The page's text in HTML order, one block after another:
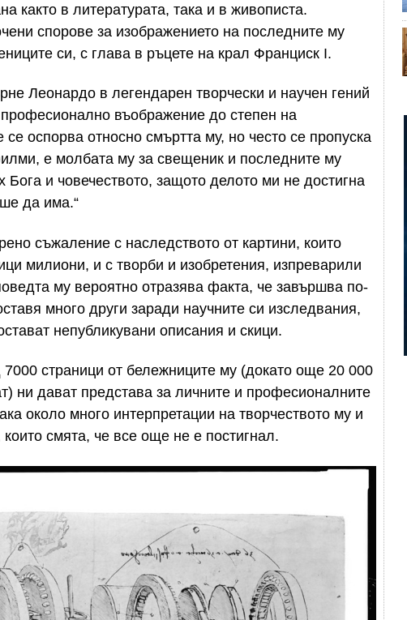
както в литературата, така и в живописта.
спорове за изображението на последните му
си, с глава в ръцете на крал Франциск I.
Леонардо в легендарен творчески и научен гений
въображение до степен на
оспорва относно смъртта му, но често се пропуска
е молбата му за свещеник и последните му
Бога и човечеството, защото делото ми не достигна
да има.“
съжаление с наследството от картини, които
милиони, и с творби и изобретения, изпреварили
му вероятно отразява факта, че завършва по-
много други заради научните си изследвания,
непубликувани описания и скици.
7000 страници от бележниците му (докато още 20 000
ни дават представа за личните и професионалните
около много интерпретации на творчеството му и
които смята, че все още не е постигнал.